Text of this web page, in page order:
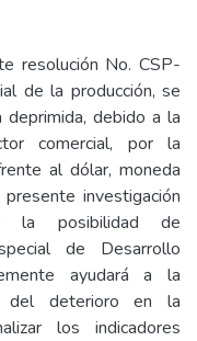
resolución No. CSP-
de la producción, se
deprimida, debido a la
comercial, por la
al dólar, moneda
investigación
la posibilidad de
de Desarrollo
ayudará a la
del deterioro en la
los indicadores